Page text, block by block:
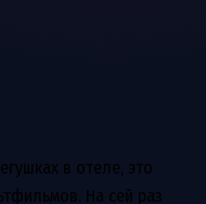
в отеле, это
На сей раз